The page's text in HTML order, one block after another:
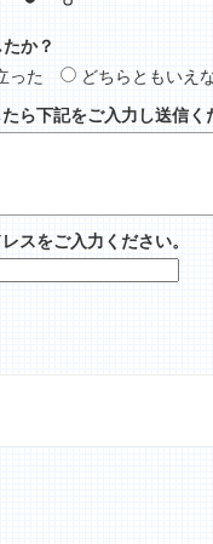
か？
った
どちらともいえ
ら下記をご入力し送信く
スをご入力ください。